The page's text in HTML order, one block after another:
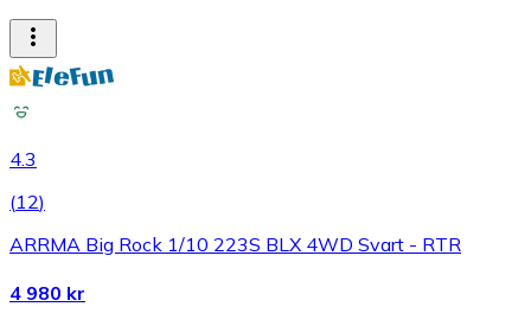
4.3
(12)
ARRMA Big Rock 1/10 223S BLX 4WD Svart - RTR
4 980 kr